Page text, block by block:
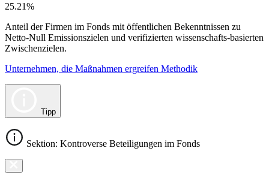
25.21%
Anteil der Firmen im Fonds mit öffentlichen Bekenntnissen zu
Netto-Null Emissionszielen und verifizierten wissenschafts-basierten
Zwischenzielen.
Unternehmen, die Maßnahmen ergreifen Methodik
Tipp
Sektion: Kontroverse Beteiligungen im Fonds